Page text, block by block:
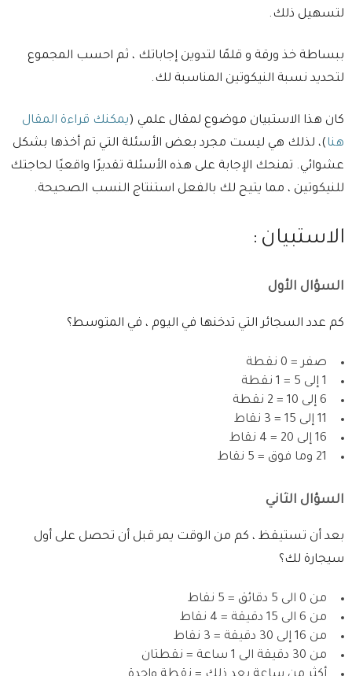
لتسهيل ذلك.
ببساطة خذ ورقة و قلمًا لتدوين إجاباتك ، ثم احسب المجموع
لتحديد نسبة النيكوتين المناسبة لك.
كان هذا الاستبيان موضوع لمقال علمي (يمكنك قراءة المقال
هنا)، لذلك هي ليست مجرد بعض الأسئلة التي تم أخذها بشكل
عشوائي. تمنحك الإجابة على هذه الأسئلة تقديرًا واقعيًا لحاجتك
للنيكوتين ، مما يتيح لك بالفعل استنتاج النسب الصحيحة.
الاستبيان :
السؤال الأول
كم عدد السجائر التي تدخنها في اليوم ، في المتوسط؟
صفر = 0 نقطة
1 إلى 5 = 1 نقطة
6 إلى 10 = 2 نقطة
11 إلى 15 = 3 نقاط
16 إلى 20 = 4 نقاط
21 وما فوق = 5 نقاط
السؤال الثاني
بعد أن تستيقظ ، كم من الوقت يمر قبل أن تحصل على أول
سيجارة لك؟
من 0 الى 5 دقائق = 5 نقاط
من 6 الى 15 دقيقة = 4 نقاط
من 16 إلى 30 دقيقة = 3 نقاط
من 30 دقيقة الى 1 ساعة = نقطتان